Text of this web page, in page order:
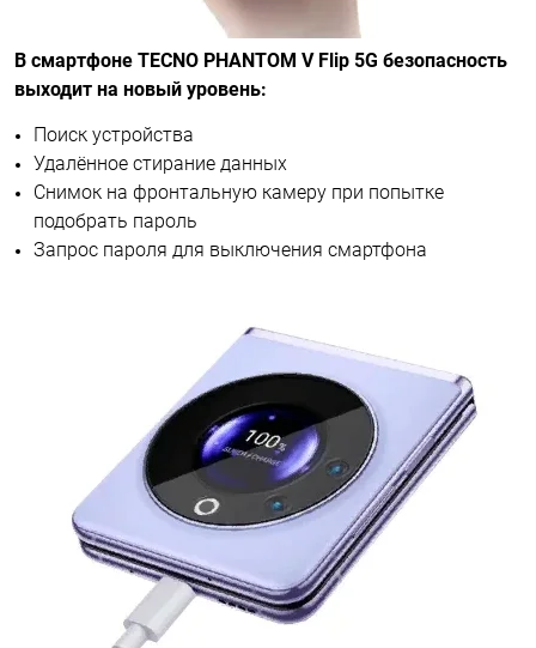
В смартфоне TECNO PHANTOM V Flip 5G безопасность
выходит на новый уровень:
Поиск устройства
Удалённое стирание данных
Снимок на фронтальную камеру при попытке
подобрать пароль
Запрос пароля для выключения смартфона